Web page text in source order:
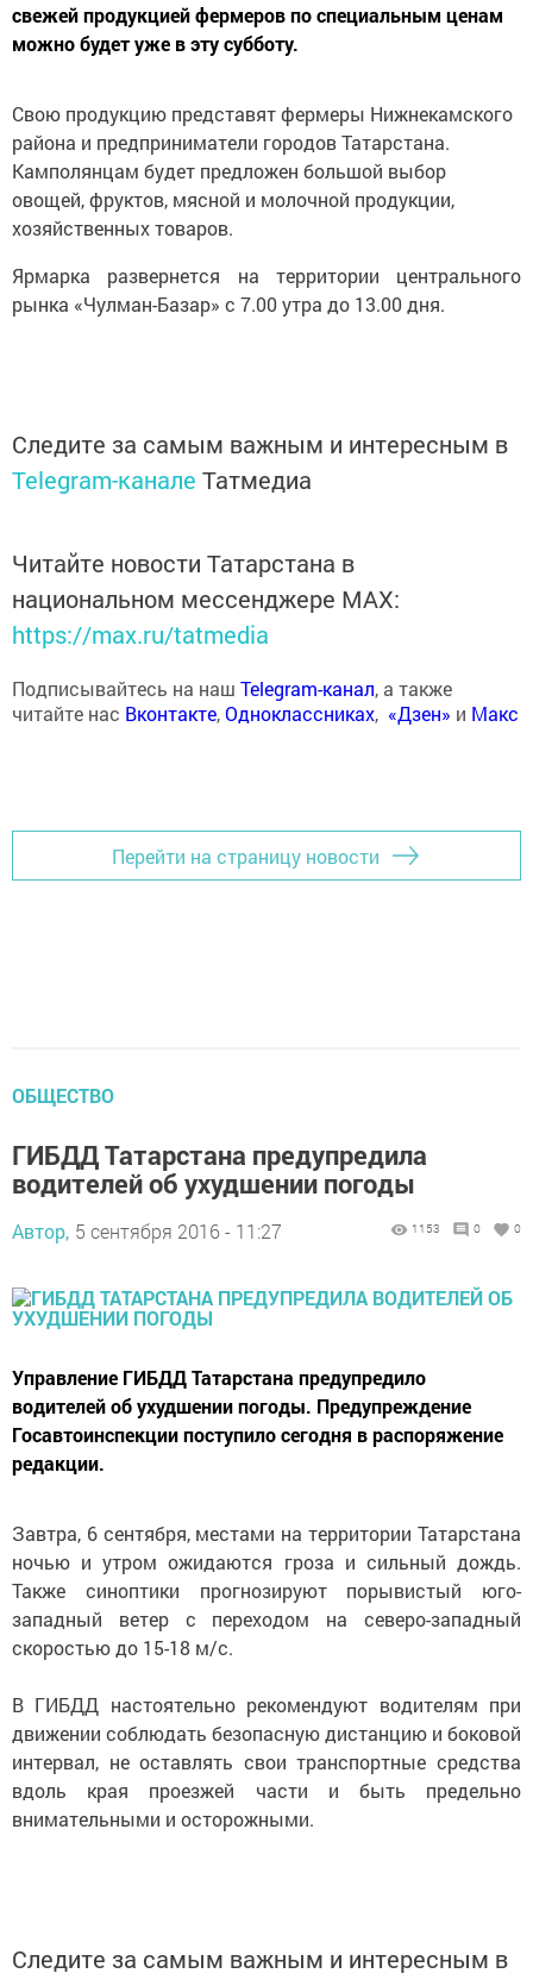
свежей продукцией фермеров по специальным ценам
можно будет уже в эту субботу.
Свою продукцию представят фермеры Нижнекамского
района и предприниматели городов Татарстана.
Камполянцам будет предложен большой выбор
овощей, фруктов, мясной и молочной продукции,
хозяйственных товаров.
Ярмарка развернется на территории центрального
рынка «Чулман-Базар» с 7.00 утра до 13.00 дня.
Следите за самым важным и интересным в
Telegram-канале Татмедиа
Читайте новости Татарстана в
национальном мессенджере MАХ:
https://max.ru/tatmedia
Подписывайтесь на наш Telegram-канал, а также
читайте нас Вконтакте,Одноклассниках, «Дзен» и Макс
Перейти на страницу новости
ОБЩЕСТВО
ГИБДД Татарстана предупредила
водителей об ухудшении погоды
Автор, 5 сентября 2016 - 11:27 1153 0 0
Управление ГИБДД Татарстана предупредило
водителей об ухудшении погоды. Предупреждение
Госавтоинспекции поступило сегодня в распоряжение
редакции.
Завтра, 6 сентября, местами на территории Татарстана
ночью и утром ожидаются гроза и сильный дождь.
Также синоптики прогнозируют порывистый юго-
западный ветер с переходом на северо-западный
скоростью до 15-18 м/с.
В ГИБДД настоятельно рекомендуют водителям при
движении соблюдать безопасную дистанцию и боковой
интервал, не оставлять свои транспортные средства
вдоль края проезжей части и быть предельно
внимательными и осторожными.
Следите за самым важным и интересным в